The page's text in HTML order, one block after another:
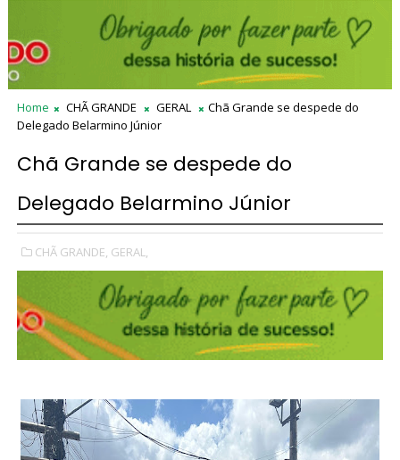
Home CHÃ GRANDE GERAL
Chã Grande se despede do
Delegado Belarmino Júnior
Chã Grande se despede do
Delegado Belarmino Júnior
CHÃ GRANDE, GERAL,